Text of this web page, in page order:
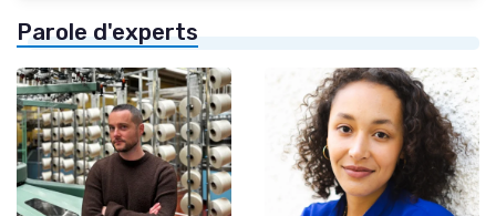
Parole d'experts